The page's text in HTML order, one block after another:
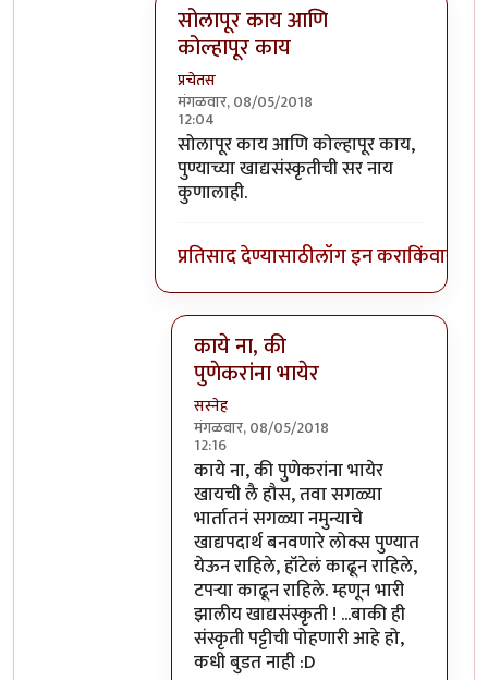
सोलापूर काय आणि
कोल्हापूर काय
प्रचेतस
मंगळवार, 08/05/2018
12:04
In reply toशेंगाची चटणी नव्हे रे लेका,
सोलापूर काय आणि कोल्हापूर काय,
पुण्याच्या खाद्यसंस्कृतीची सर नाय
कुणालाही.
प्रतिसाद देण्यासाठीलॉग इन कराकिंवा
काये ना, की
पुणेकरांना भायेर
सस्नेह
मंगळवार, 08/05/2018
12:16
In reply toसोलापूर काय आणि कोल्हापूर
काये ना, की पुणेकरांना भायेर
खायची लै हौस, तवा सगळ्या
भार्तातनं सगळ्या नमुन्याचे
खाद्यपदार्थ बनवणारे लोक्स पुण्यात
येऊन राहिले, हॉटेलं काढून राहिले,
टपऱ्या काढून राहिले. म्हणून भारी
झालीय खाद्यसंस्कृती ! ...बाकी ही
संस्कृती पट्टीची पोहणारी आहे हो,
कधी बुडत नाही :D